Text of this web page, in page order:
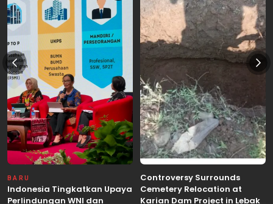
BARU
Indonesia Tingkatkan Upaya
Perlindungan WNI dan
Controversy Surrounds
Cemetery Relocation at
Karian Dam Project in Lebak,